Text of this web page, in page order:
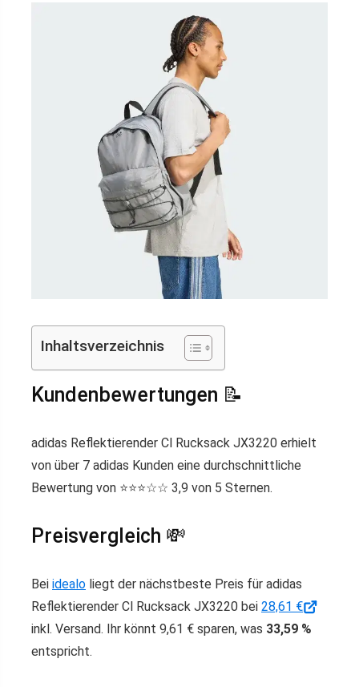
Inhaltsverzeichnis
Kundenbewertungen 📝
adidas Reflektierender Cl Rucksack JX3220 erhielt
von über 7 adidas Kunden eine durchschnittliche
Bewertung von ⭐️⭐️⭐️☆☆ 3,9 von 5 Sternen.
Preisvergleich 💸
Bei idealo liegt der nächstbeste Preis für adidas
Reflektierender Cl Rucksack JX3220 bei 28,61 €
inkl. Versand. Ihr könnt 9,61 € sparen, was 33,59 %
entspricht.